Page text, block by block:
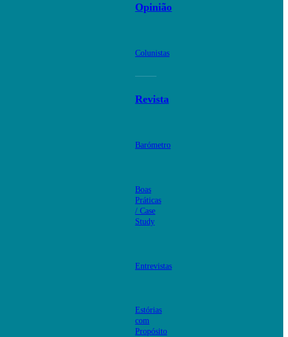
Opinião
Colunistas
Revista
Barómetro
Boas
Práticas
/ Case
Study
Entrevistas
Estórias
com
Propósito